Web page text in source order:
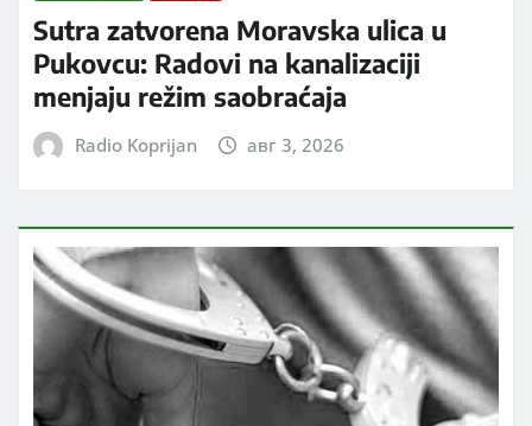
Sutra zatvorena Moravska ulica u
Pukovcu: Radovi na kanalizaciji
menjaju režim saobraćaja
Radio Koprijan авг 3, 2026